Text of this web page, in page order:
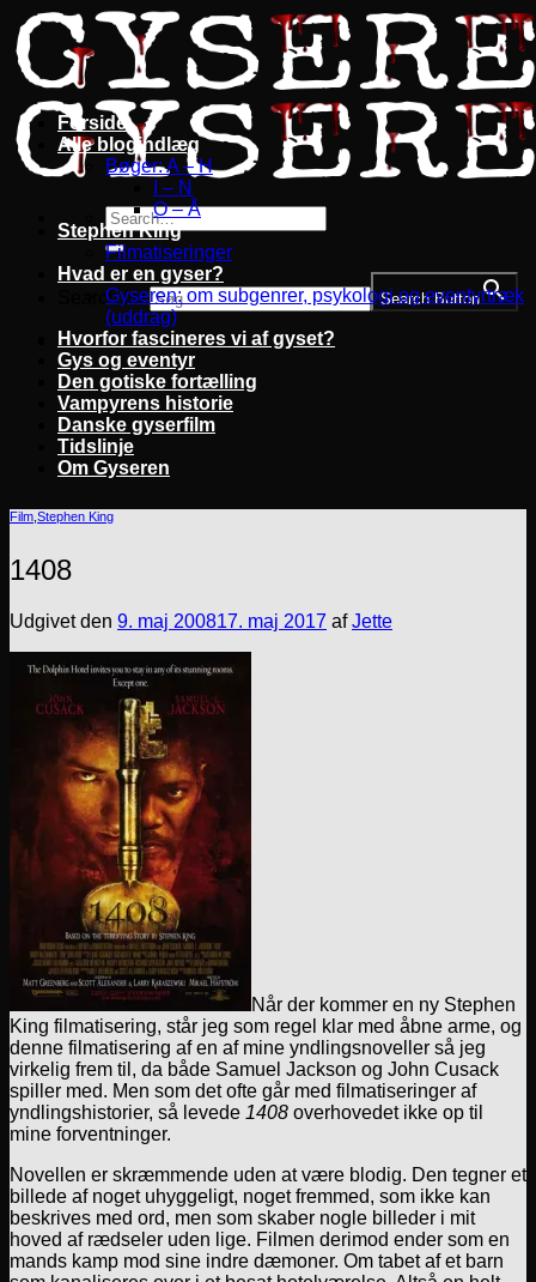
Fortsæt
til
indhold
Search for: Search Button
Forside
Alle blogindlæg
Bøger: A – H
I – N
O – Å
Stephen King
Filmatiseringer
Hvad er en gyser?
Gyseren: om subgenrer, psykologi og eventyrtræk
(uddrag)
Hvorfor fascineres vi af gyset?
Gys og eventyr
Den gotiske fortælling
Vampyrens historie
Danske gyserfilm
Tidslinje
Om Gyseren
Film Stephen King
1408
Udgivet den 9. maj 200817. maj 2017 afJette
Når der kommer en ny Stephen
King filmatisering, står jeg som regel klar med åbne arme, og
denne filmatisering af en af mine yndlingsnoveller så jeg
virkelig frem til, da både Samuel Jackson og John Cusack
spiller med. Men som det ofte går med filmatiseringer af
yndlingshistorier, så levede 1408 overhovedet ikke op til
mine forventninger.
Novellen er skræmmende uden at være blodig. Den tegner et
billede af noget uhyggeligt, noget fremmed, som ikke kan
beskrives med ord, men som skaber nogle billeder i mit
hoved af rædseler uden lige. Filmen derimod ender som en
mands kamp mod sine indre dæmoner. Om tabet af et barn